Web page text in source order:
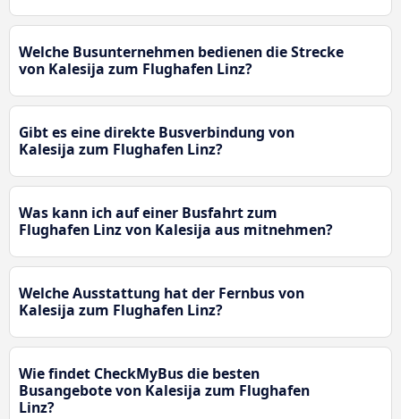
Welche Busunternehmen bedienen die Strecke
von Kalesija zum Flughafen Linz?
Gibt es eine direkte Busverbindung von
Kalesija zum Flughafen Linz?
Was kann ich auf einer Busfahrt zum
Flughafen Linz von Kalesija aus mitnehmen?
Welche Ausstattung hat der Fernbus von
Kalesija zum Flughafen Linz?
Wie findet CheckMyBus die besten
Busangebote von Kalesija zum Flughafen
Linz?